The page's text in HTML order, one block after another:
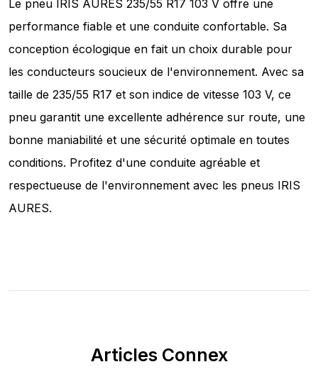
Le pneu IRIS AURES 235/55 R17 103 V offre une
performance fiable et une conduite confortable. Sa
conception écologique en fait un choix durable pour
les conducteurs soucieux de l'environnement. Avec sa
taille de 235/55 R17 et son indice de vitesse 103 V, ce
pneu garantit une excellente adhérence sur route, une
bonne maniabilité et une sécurité optimale en toutes
conditions. Profitez d'une conduite agréable et
respectueuse de l'environnement avec les pneus IRIS
AURES.
Articles Connex